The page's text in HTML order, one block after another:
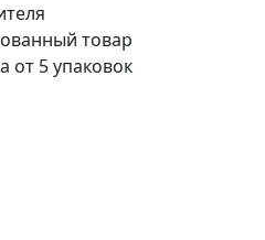
товар
от 5 упаковок